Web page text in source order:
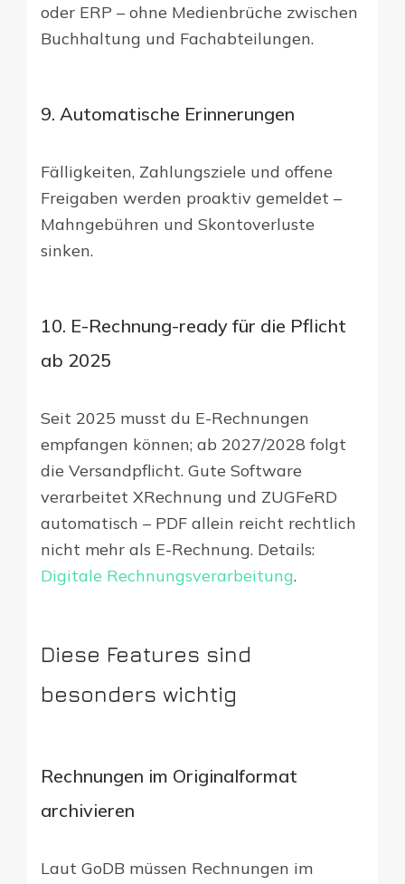
oder ERP – ohne Medienbrüche zwischen
Buchhaltung und Fachabteilungen.
9. Automatische Erinnerungen
Fälligkeiten, Zahlungsziele und offene
Freigaben werden proaktiv gemeldet –
Mahngebühren und Skontoverluste
sinken.
10. E-Rechnung-ready für die Pflicht
ab 2025
Seit 2025 musst du E-Rechnungen
empfangen können; ab 2027/2028 folgt
die Versandpflicht. Gute Software
verarbeitet XRechnung und ZUGFeRD
automatisch – PDF allein reicht rechtlich
nicht mehr als E-Rechnung. Details:
Digitale Rechnungsverarbeitung.
Diese Features sind
besonders wichtig
Rechnungen im Originalformat
archivieren
Laut GoDB müssen Rechnungen im